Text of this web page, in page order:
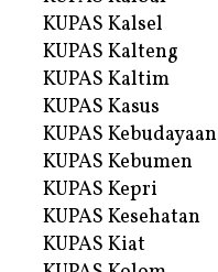
KUPAS Kalsel
KUPAS Kalteng
KUPAS Kaltim
KUPAS Kasus
KUPAS Kebudayaan
KUPAS Kebumen
KUPAS Kepri
KUPAS Kesehatan
KUPAS Kiat